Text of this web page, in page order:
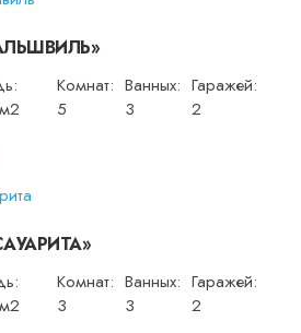
Комнат:
5
Ванных:
3
Гаражей:
2
Комнат:
3
Ванных:
3
Гаражей:
2